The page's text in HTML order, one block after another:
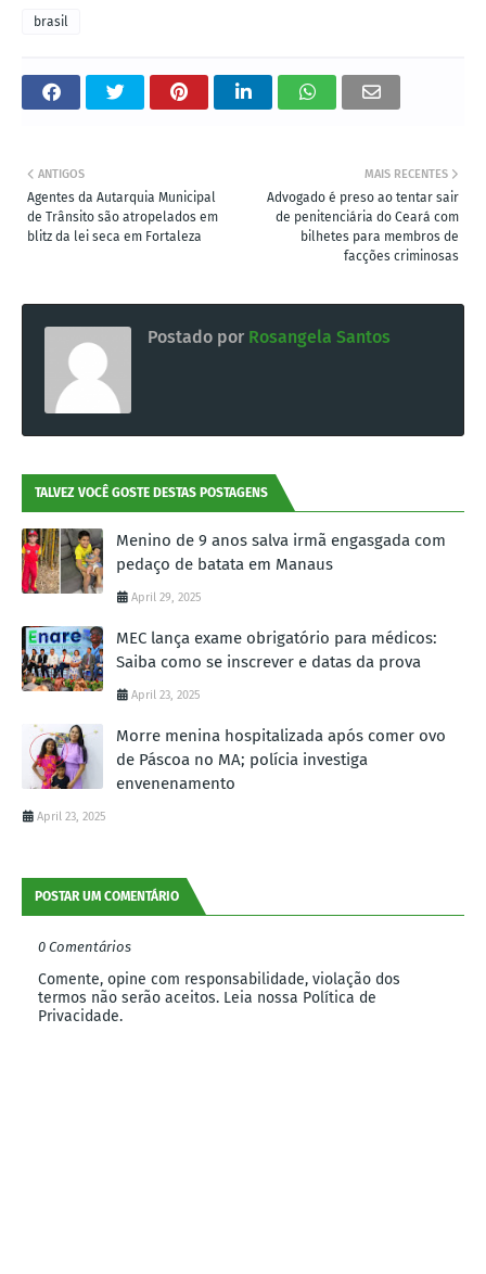
brasil
MAIS RECENTES
Advogado é preso ao tentar sair
de penitenciária do Ceará com
bilhetes para membros de
facções criminosas
ANTIGOS
Agentes da Autarquia Municipal
de Trânsito são atropelados em
blitz da lei seca em Fortaleza
Postado por Rosangela Santos
TALVEZ VOCÊ GOSTE DESTAS POSTAGENS
Menino de 9 anos salva irmã engasgada com
pedaço de batata em Manaus
April 29, 2025
MEC lança exame obrigatório para médicos:
Saiba como se inscrever e datas da prova
April 23, 2025
Morre menina hospitalizada após comer ovo
de Páscoa no MA; polícia investiga
envenenamento
April 23, 2025
POSTAR UM COMENTÁRIO
0 Comentários
Comente, opine com responsabilidade, violação dos
termos não serão aceitos. Leia nossa Política de
Privacidade.